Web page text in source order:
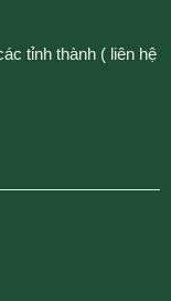
tỉnh thành ( liên hệ